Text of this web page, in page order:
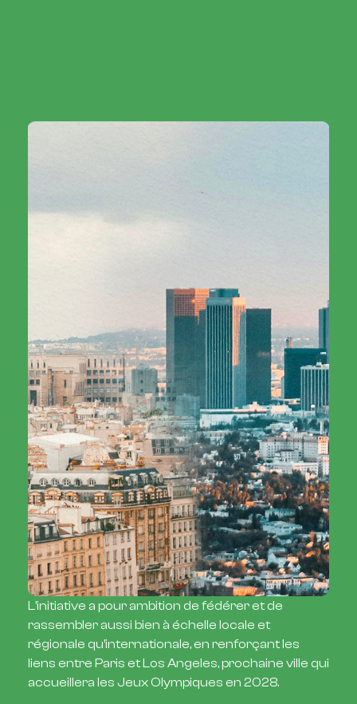
L’initiative a pour ambition de fédérer et de
rassembler aussi bien à échelle locale et
régionale qu’internationale, en renforçant les
liens entre Paris et Los Angeles, prochaine ville qui
accueillera les Jeux Olympiques en 2028.